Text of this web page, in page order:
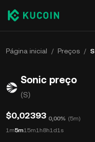
Página inicial / Preços / S
Sonic preço
(S)
$0,02393 0,00% (5m)
1m5m15m1h8h1d1s